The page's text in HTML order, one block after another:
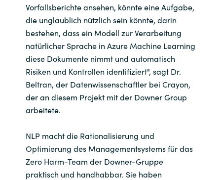
Vorfallsberichte ansehen, könnte eine Aufgabe,
die unglaublich nützlich sein könnte, darin
bestehen, dass ein Modell zur Verarbeitung
natürlicher Sprache in Azure Machine Learning
diese Dokumente nimmt und automatisch
Risiken und Kontrollen identifiziert", sagt Dr.
Beltran, der Datenwissenschaftler bei Crayon,
der an diesem Projekt mit der Downer Group
arbeitete.
NLP macht die Rationalisierung und
Optimierung des Managementsystems für das
Zero Harm-Team der Downer-Gruppe
praktisch und handhabbar. Sie haben